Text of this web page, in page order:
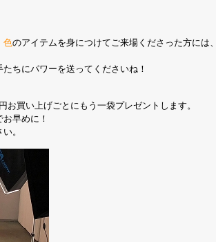
色のアイテムを身につけてご来場くださった方には、
ちにパワーを送ってくださいね！
買い上げごとにもう一袋プレゼントします。
早めに！
。